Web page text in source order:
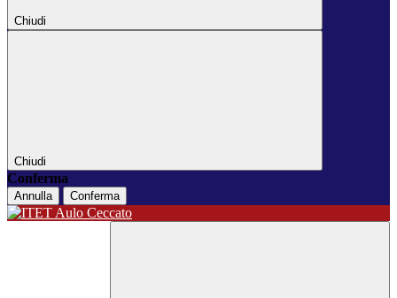
Chiudi
Chiudi
Conferma
Annulla Conferma